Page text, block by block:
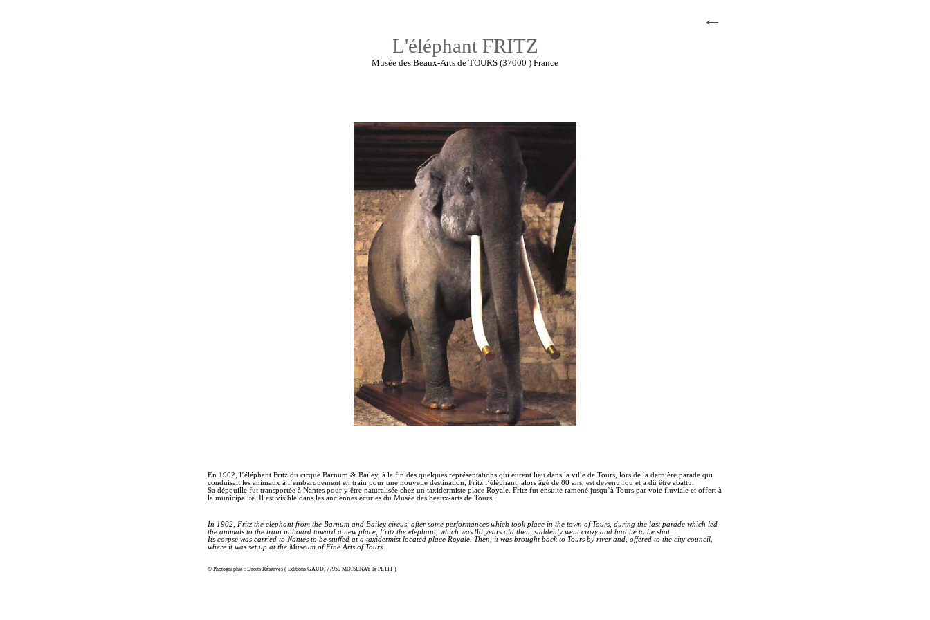
←
L'éléphant FRITZ
Musée des Beaux-Arts de TOURS (37000 ) France
En 1902, l’éléphant Fritz du cirque Barnum & Bailey, à la fin des quelques représentations qui eurent lieu dans la ville de Tours, lors de la dernière parade qui
conduisait les animaux à l’embarquement en train pour une nouvelle destination, Fritz l’éléphant, alors âgé de 80 ans, est devenu fou et a dû être abattu.
Sa dépouille fut transportée à Nantes pour y être naturalisée chez un taxidermiste place Royale. Fritz fut ensuite ramené jusqu’à Tours par voie fluviale et offert à
la municipalité. Il est visible dans les anciennes écuries du Musée des beaux-arts de Tours.
In 1902, Fritz the elephant from the Barnum and Bailey circus, after some performances which took place in the town of Tours, during the last parade which led
the animals to the train in board toward a new place, Fritz the elephant, which was 80 years old then, suddenly went crazy and had be to be shot.
Its corpse was carried to Nantes to be stuffed at a taxidermist located place Royale. Then, it was brought back to Tours by river and, offered to the city council,
where it was set up at the Museum of Fine Arts of Tours
© Photographie : Droits Réservés ( Editions GAUD, 77950 MOISENAY le PETIT )